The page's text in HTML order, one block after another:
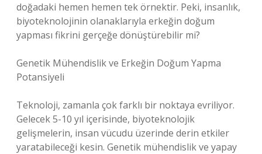
doğadaki hemen hemen tek örnektir. Peki, insanlık,
biyoteknolojinin olanaklarıyla erkeğin doğum
yapması fikrini gerçeğe dönüştürebilir mi?
Genetik Mühendislik ve Erkeğin Doğum Yapma
Potansiyeli
Teknoloji, zamanla çok farklı bir noktaya evriliyor.
Gelecek 5-10 yıl içerisinde, biyoteknolojik
gelişmelerin, insan vücudu üzerinde derin etkiler
yaratabileceği kesin. Genetik mühendislik ve yapay